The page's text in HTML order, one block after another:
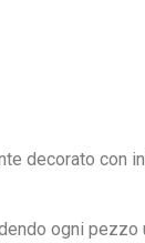
decorato con
ogni pezzo